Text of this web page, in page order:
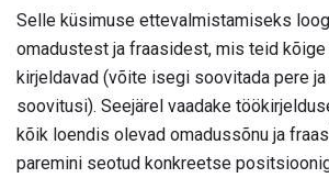
Selle küsimuse ettevalmistamiseks
omadustest ja fraasidest, mis teid kõige
kirjeldavad (võite isegi soovitada pere
soovitusi). Seejärel vaadake
kõik loendis olevad omadussõnu ja
paremini seotud konkreetse